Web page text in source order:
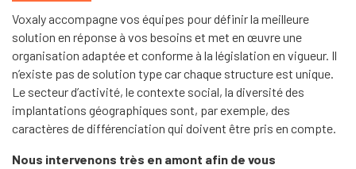
Voxaly accompagne vos équipes pour définir la meilleure
solution en réponse à vos besoins et met en œuvre une
organisation adaptée et conforme à la législation en vigueur. Il
n’existe pas de solution type car chaque structure est unique.
Le secteur d’activité, le contexte social, la diversité des
implantations géographiques sont, par exemple, des
caractères de différenciation qui doivent être pris en compte.
Nous intervenons très en amont afin de vous